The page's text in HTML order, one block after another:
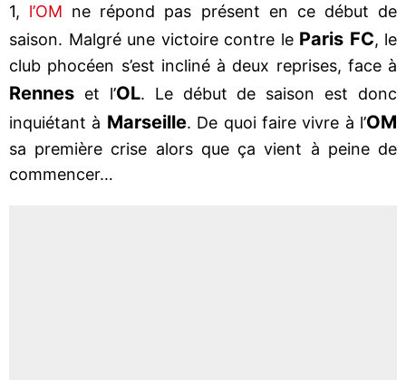
1, l’OM ne répond pas présent en ce début de
saison. Malgré une victoire contre le Paris FC, le
club phocéen s’est incliné à deux reprises, face à
Rennes et l’OL. Le début de saison est donc
inquiétant à Marseille. De quoi faire vivre à l’OM
sa première crise alors que ça vient à peine de
commencer…